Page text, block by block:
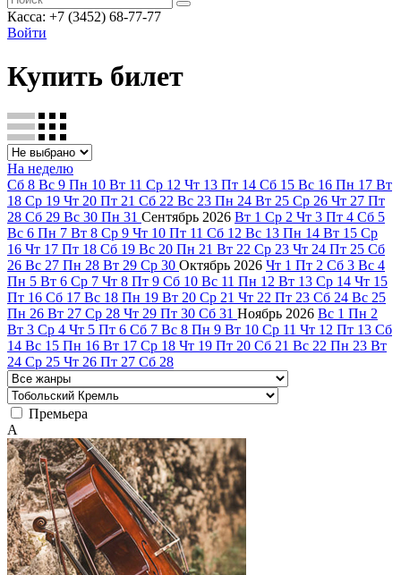
Касса: +7 (3452) 68-77-77
Войти
Купить билет
На неделю
Сб 8 Вс 9 Пн 10 Вт 11 Ср 12 Чт 13 Пт 14 Сб 15 Вс 16 Пн 17 Вт
18 Ср 19 Чт 20 Пт 21 Сб 22 Вс 23 Пн 24 Вт 25 Ср 26 Чт 27 Пт
28 Сб 29 Вс 30 Пн 31 Сентябрь 2026 Вт 1 Ср 2 Чт 3 Пт 4 Сб 5
Вс 6 Пн 7 Вт 8 Ср 9 Чт 10 Пт 11 Сб 12 Вс 13 Пн 14 Вт 15 Ср
16 Чт 17 Пт 18 Сб 19 Вс 20 Пн 21 Вт 22 Ср 23 Чт 24 Пт 25 Сб
26 Вс 27 Пн 28 Вт 29 Ср 30 Октябрь 2026 Чт 1 Пт 2 Сб 3 Вс 4
Пн 5 Вт 6 Ср 7 Чт 8 Пт 9 Сб 10 Вс 11 Пн 12 Вт 13 Ср 14 Чт 15
Пт 16 Сб 17 Вс 18 Пн 19 Вт 20 Ср 21 Чт 22 Пт 23 Сб 24 Вс 25
Пн 26 Вт 27 Ср 28 Чт 29 Пт 30 Сб 31 Ноябрь 2026 Вс 1 Пн 2
Вт 3 Ср 4 Чт 5 Пт 6 Сб 7 Вс 8 Пн 9 Вт 10 Ср 11 Чт 12 Пт 13 Сб
14 Вс 15 Пн 16 Вт 17 Ср 18 Чт 19 Пт 20 Сб 21 Вс 22 Пн 23 Вт
24 Ср 25 Чт 26 Пт 27 Сб 28
Премьера
А